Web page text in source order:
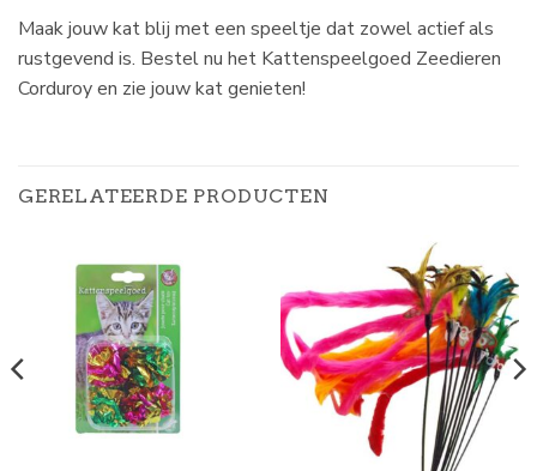
Maak jouw kat blij met een speeltje dat zowel actief als
rustgevend is. Bestel nu het Kattenspeelgoed Zeedieren
Corduroy en zie jouw kat genieten!
GERELATEERDE PRODUCTEN